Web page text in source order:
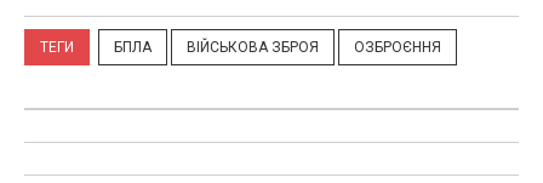
ТЕГИ БПЛА ВІЙСЬКОВА ЗБРОЯ ОЗБРОЄННЯ